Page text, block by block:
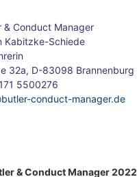
& Conduct Manager
Kabitzke-Schiede
32a, D-83098 Brannenburg
5500276
conduct-manager.de
& Conduct Manager 2022